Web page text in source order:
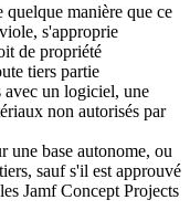
manière que ce
s'approprie
de propriété
tiers partie
avec un logiciel, une
non autorisés par
une base autonome, ou
sauf s'il est approuvé
Jamf Concept Projects